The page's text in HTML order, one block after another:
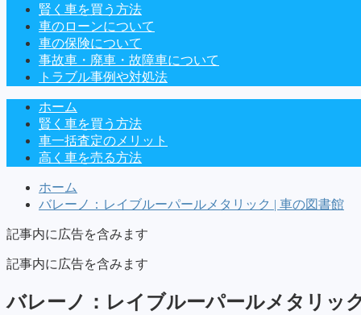
賢く車を買う方法
車のローンについて
車の保険について
事故車・廃車・故障車について
トラブル事例や対処法
ホーム
賢く車を買う方法
車一括査定のメリット
高く車を売る方法
ホーム
バレーノ：レイブルーパールメタリック | 車の図書館
記事内に広告を含みます
記事内に広告を含みます
バレーノ：レイブルーパールメタリッ